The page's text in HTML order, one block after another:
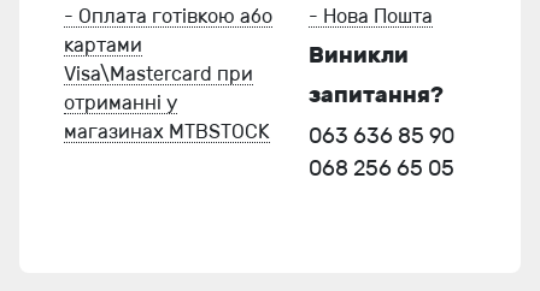
- Оплата готівкою або
картами
Visa\Mastercard при
отриманні у
магазинах MTBSTOCK
- Нова Пошта
Виникли
запитання?
063 636 85 90
068 256 65 05